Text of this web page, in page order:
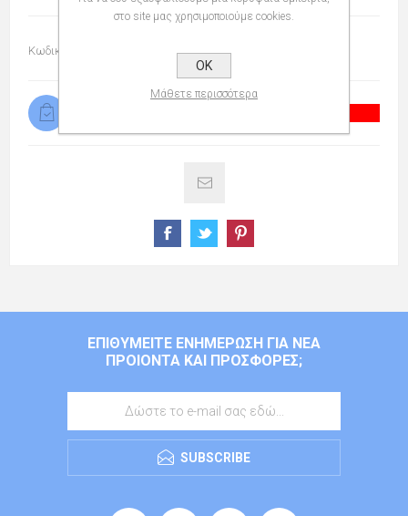
Κωδικός προϊόντος: 036602000
ΕΠΙΘΥΜΕΊΤΕ ΕΝΗΜΈΡΩΣΗ ΓΙΑ ΝΈΑ
ΠΡΟΙΌΝΤΑ ΚΑΙ ΠΡΟΣΦΟΡΈΣ;
SUBSCRIBE
στο site μας χρησιμοποιούμε cookies.
OK
Μάθετε περισσότερα